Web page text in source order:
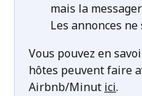
mais la
Les annonces
Vous pouvez en
hôtes peuvent faire
Airbnb/Minut ici.